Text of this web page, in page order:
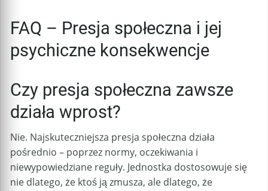
FAQ – Presja społeczna i jej
psychiczne konsekwencje
Czy presja społeczna zawsze
działa wprost?
Nie. Najskuteczniejsza presja społeczna działa
pośrednio – poprzez normy, oczekiwania i
niewypowiedziane reguły. Jednostka dostosowuje się
nie dlatego, że ktoś ją zmusza, ale dlatego, że